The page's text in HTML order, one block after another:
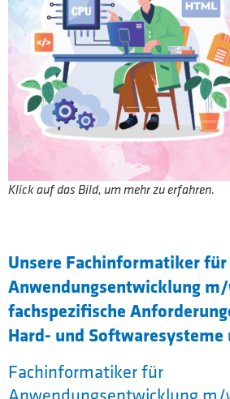
Klick auf das Bild, um mehr zu erfahren.
Unsere Fachinformatiker für
Anwendungsentwicklung
fachspezifische
Hard- und Softwaresysteme
Fachinformatiker für